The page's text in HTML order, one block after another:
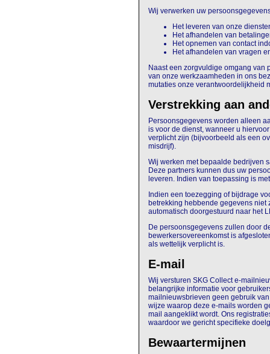
Wij verwerken uw
Het leveren van onze
Het afhandelen van
Het opnemen van contact
Het afhandelen van vragen
Naasteen zorgvuldige omgang van
van onze werkzaamheden in ons
mutaties onze verantwoordelijkheid
Verstrekking aan
Persoonsgegevens worden alleen
is voor de dienst, wanneer u
verplicht zijn (bijvoorbeeld als een
misdrijf).
Wij werken met bepaalde bedrijven
Deze partners kunnen dus uw
leveren. Indien van toepassing is
Indien een toezegging of bijdrage
betrekking hebbende gegevens
automatisch doorgestuurd naar het
De persoonsgegevens zullen door
bewerkersovereenkomst is
als wettelijk verplicht is.
E-mail
Wij versturen SKG Collect e-
belangrijke informatie voor
mailnieuwsbrieven geen gebruik
wijze waarop deze e-mails worden
mail aangeklikt wordt. Ons
waardoor we gericht specifieke
Bewaartermijnen